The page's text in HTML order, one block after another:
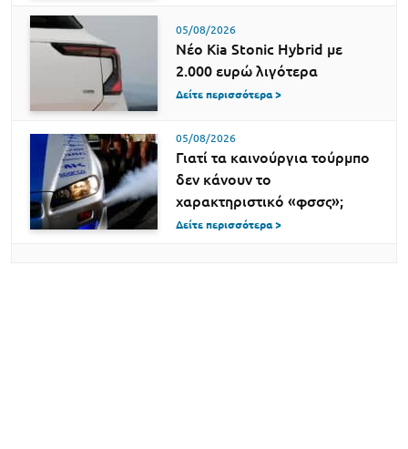
05/08/2026
Νέο Kia Stonic Hybrid με
2.000 ευρώ λιγότερα
Δείτε περισσότερα >
05/08/2026
Γιατί τα καινούργια τούρμπο
δεν κάνουν το
χαρακτηριστικό «φσσς»;
Δείτε περισσότερα >